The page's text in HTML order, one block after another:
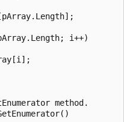
i++)
method.